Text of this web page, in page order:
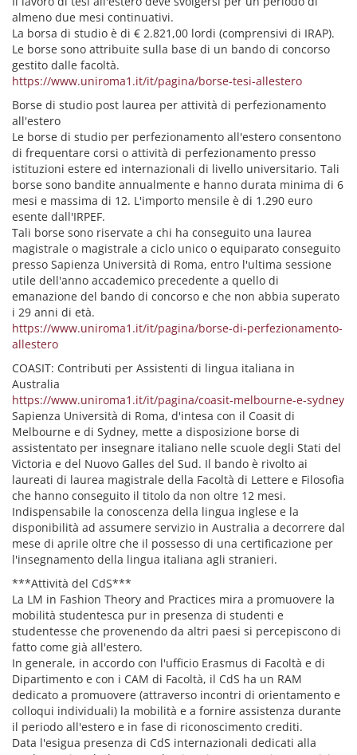
almeno due mesi continuativi.
La borsa di studio è di € 2.821,00 lordi (comprensivi di IRAP).
Le borse sono attribuite sulla base di un bando di concorso
gestito dalle facoltà.
https://www.uniroma1.it/it/pagina/borse-tesi-allestero
Borse di studio post laurea per attività di perfezionamento
all'estero
Le borse di studio per perfezionamento all'estero consentono
di frequentare corsi o attività di perfezionamento presso
istituzioni estere ed internazionali di livello universitario. Tali
borse sono bandite annualmente e hanno durata minima di 6
mesi e massima di 12. L'importo mensile è di 1.290 euro
esente dall'IRPEF.
Tali borse sono riservate a chi ha conseguito una laurea
magistrale o magistrale a ciclo unico o equiparato conseguito
presso Sapienza Università di Roma, entro l'ultima sessione
utile dell'anno accademico precedente a quello di
emanazione del bando di concorso e che non abbia superato
i 29 anni di età.
https://www.uniroma1.it/it/pagina/borse-di-perfezionamento-
allestero
COASIT: Contributi per Assistenti di lingua italiana in
Australia
https://www.uniroma1.it/it/pagina/coasit-melbourne-e-sydney
Sapienza Università di Roma, d'intesa con il Coasit di
Melbourne e di Sydney, mette a disposizione borse di
assistentato per insegnare italiano nelle scuole degli Stati del
Victoria e del Nuovo Galles del Sud. Il bando è rivolto ai
laureati di laurea magistrale della Facoltà di Lettere e Filosofia
che hanno conseguito il titolo da non oltre 12 mesi.
Indispensabile la conoscenza della lingua inglese e la
disponibilità ad assumere servizio in Australia a decorrere dal
mese di aprile oltre che il possesso di una certificazione per
l'insegnamento della lingua italiana agli stranieri.
***Attività del CdS***
La LM in Fashion Theory and Practices mira a promuovere la
mobilità studentesca pur in presenza di studenti e
studentesse che provenendo da altri paesi si percepiscono di
fatto come già all'estero.
In generale, in accordo con l'ufficio Erasmus di Facoltà e di
Dipartimento e con i CAM di Facoltà, il CdS ha un RAM
dedicato a promuovere (attraverso incontri di orientamento e
colloqui individuali) la mobilità e a fornire assistenza durante
il periodo all'estero e in fase di riconoscimento crediti.
Data l'esigua presenza di CdS internazionali dedicati alla